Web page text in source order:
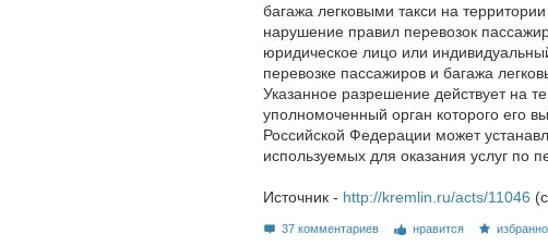
багажа легковыми такси на
нарушение правил перевозок
юридическое лицо или
перевозке пассажиров и багажа
Указанное разрешение действует на
уполномоченный орган которого его
Российской Федерации может
используемых для оказания услуг по
Источник - http://kremlin.ru/acts/11046
37 комментариев нравится